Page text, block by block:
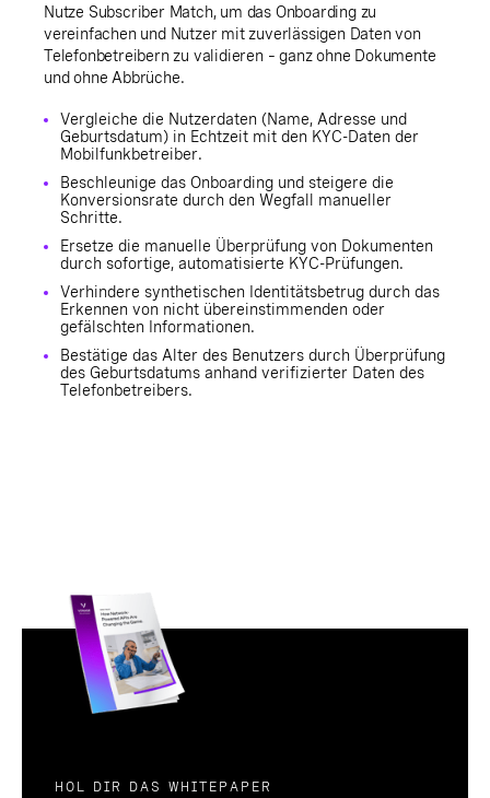
Nutze Subscriber Match, um das Onboarding zu
vereinfachen und Nutzer mit zuverlässigen Daten von
Telefonbetreibern zu validieren – ganz ohne Dokumente
und ohne Abbrüche.
Vergleiche die Nutzerdaten (Name, Adresse und
Geburtsdatum) in Echtzeit mit den KYC-Daten der
Mobilfunkbetreiber.
Beschleunige das Onboarding und steigere die
Konversionsrate durch den Wegfall manueller
Schritte.
Ersetze die manuelle Überprüfung von Dokumenten
durch sofortige, automatisierte KYC-Prüfungen.
Verhindere synthetischen Identitätsbetrug durch das
Erkennen von nicht übereinstimmenden oder
gefälschten Informationen.
Bestätige das Alter des Benutzers durch Überprüfung
des Geburtsdatums anhand verifizierter Daten des
Telefonbetreibers.
HOL DIR DAS WHITEPAPER